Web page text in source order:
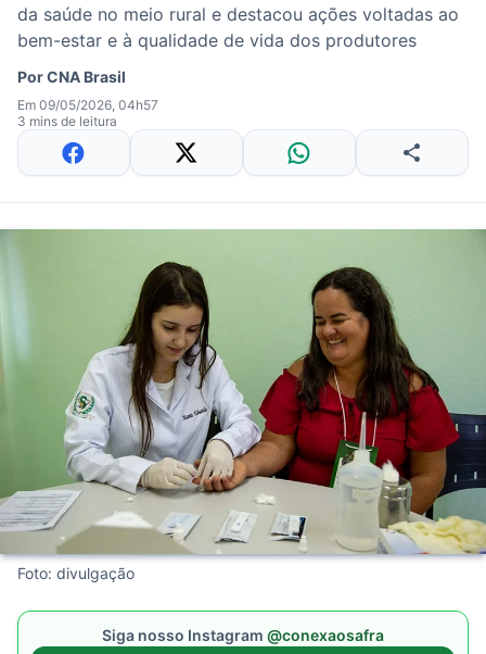
da saúde no meio rural e destacou ações voltadas ao
bem-estar e à qualidade de vida dos produtores
PorCNA Brasil
Em 09/05/2026, 04h57
3 mins de leitura
Foto: divulgação
Siga nosso Instagram @conexaosafra